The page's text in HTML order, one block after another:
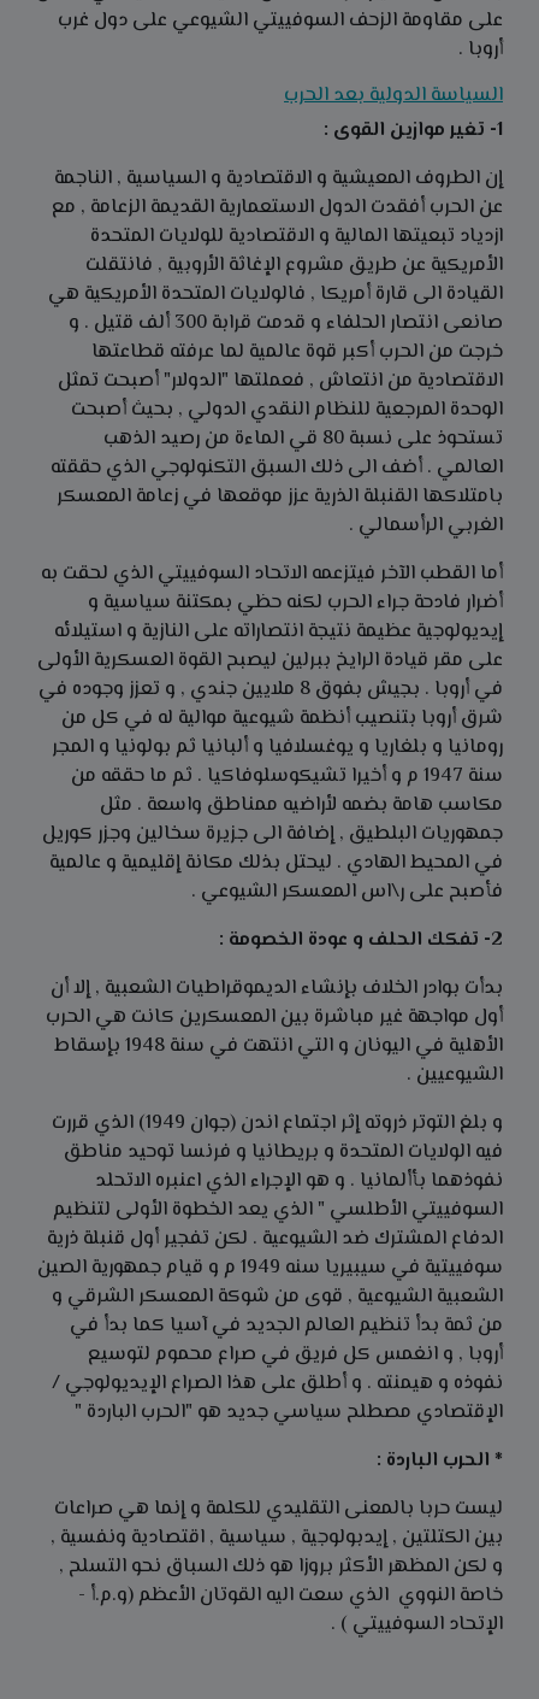
على مقاومة الزحف السوفييتي الشيوعي على دول غرب
أروبا .
السياسة الدولية بعد الحرب
1- تغير موازين القوى :
إن الطروف المعيشية و الاقتصادية و السياسية , الناجمة
عن الحرب أفقدت الدول الاستعمارية القديمة الزعامة , مع
ازدياد تبعيتها المالية و الاقتصادية للولايات المتحدة
الأمريكية عن طريق مشروع الإغاثة الأروبية , فانتقلت
القيادة الى قارة أمريكا , فالولايات المتحدة الأمريكية هي
صانعى انتصار الحلفاء و قدمت قرابة 300 ألف قتيل . و
خرجت من الحرب أكبر قوة عالمية لما عرفته قطاعتها
الاقتصادية من انتعاش , فعملتها "الدولار" أصبحت تمثل
الوحدة المرجعية للنظام النقدي الدولي , بحيث أصبحت
تستحوذ على نسبة 80 قي الماءة من رصيد الذهب
العالمي . أضف الى ذلك السبق التكنولوجي الذي حققته
بامتلاكها القنبلة الذرية عزز موقعها في زعامة المعسكر
الغربي الرأسمالي .
أما القطب الآخر فيتزعمه الاتحاد السوفييتي الذي لحقت به
أضرار فادحة جراء الحرب لكنه حظي بمكتنة سياسية و
إيديولوجية عظيمة نتيجة انتصاراته على النازية و استيلائه
على مقر قيادة الرايخ ببرلين ليصبح القوة العسكرية الأولى
في أروبا . بجيش بفوق 8 ملايين جندي , و تعزز وجوده في
شرق أروبا بتنصيب أنظمة شيوعية موالية له في كل من
رومانيا و بلغاريا و يوغسلافيا و ألبانيا ثم بولونيا و المجر
سنة 1947 م و أخيرا تشيكوسلوفاكيا . ثم ما حققه من
مكاسب هامة بضمه لأراضيه ممناطق واسعة . مثل
جمهوريات البلطيق , إضافة الى جزيرة سخالين وجزر كوريل
في المحيط الهادي . ليحتل بذلك مكانة إقليمية و عالمية
فأصبح على ر\اس المعسكر الشيوعي .
2- تفكك الحلف و عودة الخصومة :
بدأت بوادر الخلاف بإنشاء الديموقراطيات الشعبية , إلا أن
أول مواجهة غير مباشرة بين المعسكرين كانت هي الحرب
الأهلية في اليونان و التي انتهت في سنة 1948 بإسقاط
الشيوعيين .
و بلغ التوتر ذروته إثر اجتماع اندن (جوان 1949) الذي قررت
فيه الولايات المتحدة و بريطانيا و فرنسا توحيد مناطق
نفوذهما بأألمانيا . و هو الإجراء الذي اعنبره الاتحلد
السوفييتي الأطلسي " الذي يعد الخطوة الأولى لتنظيم
الدفاع المشترك ضد الشيوعية . لكن تفجير أول قنبلة ذرية
سوفييتية في سيبيريا سنه 1949 م و قيام جمهورية الصين
الشعبية الشيوعية , قوى من شوكة المعسكر الشرقي و
من ثمة بدأ تنظيم العالم الجديد في آسيا كما بدأ في
أروبا , و انغمس كل فريق في صراع محموم لتوسيع
نفوذه و هيمنته . و أطلق على هذا الصراع الإيديولوجي /
الإقتصادي مصطلح سياسي جديد هو "الحرب الباردة "
* الحرب الباردة :
ليست حربا بالمعنى التقليدي للكلمة و إنما هي صراعات
بين الكتلتين , إيدبولوجية , سياسية , اقتصادية ونفسية ,
و لكن المظهر الأكثر بروزا هو ذلك السباق نحو التسلح ,
خاصة النووي الذي سعت اليه القوتان الأعظم (و.م.أ -
الإتحاد السوفييتي ) .